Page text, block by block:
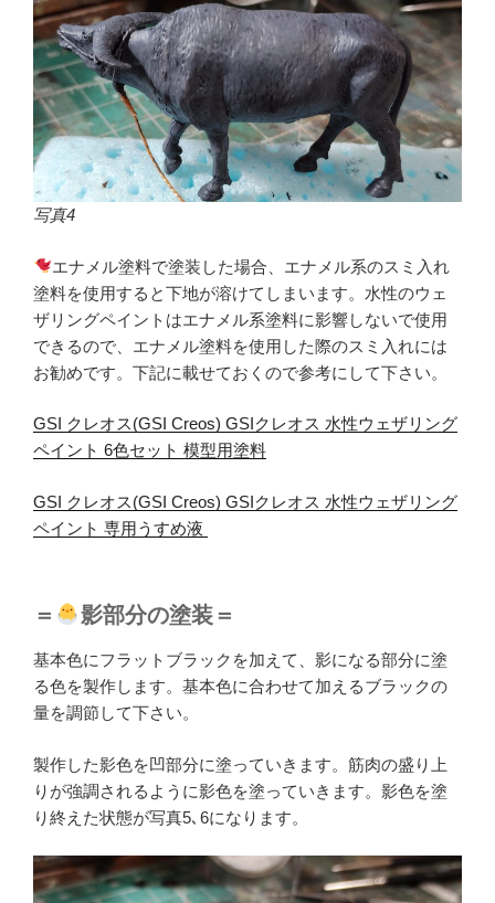
写真4
エナメル塗料で塗装した場合、エナメル系のスミ入れ
塗料を使用すると下地が溶けてしまいます。水性のウェ
ザリングペイントはエナメル系塗料に影響しないで使用
できるので、エナメル塗料を使用した際のスミ入れには
お勧めです。下記に載せておくので参考にして下さい。
GSI クレオス(GSI Creos) GSIクレオス 水性ウェザリング
ペイント 6色セット 模型用塗料
GSI クレオス(GSI Creos) GSIクレオス 水性ウェザリング
ペイント 専用うすめ液
＝ 影部分の塗装＝
基本色にフラットブラックを加えて、影になる部分に塗
る色を製作します。基本色に合わせて加えるブラックの
量を調節して下さい。
製作した影色を凹部分に塗っていきます。筋肉の盛り上
りが強調されるように影色を塗っていきます。影色を塗
り終えた状態が写真5､6になります。